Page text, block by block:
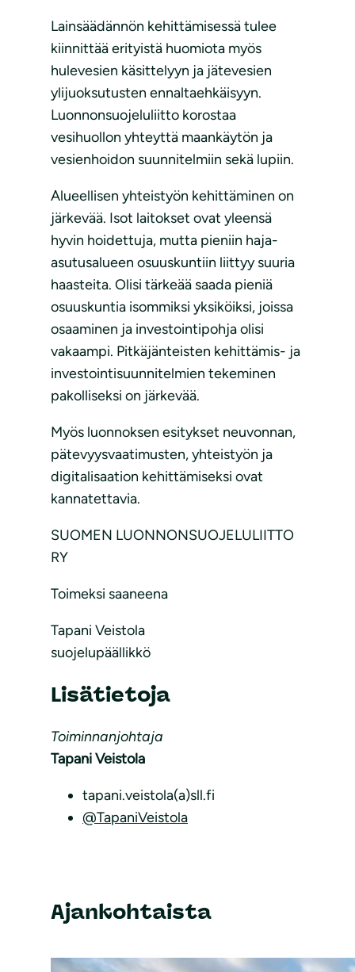
Lainsäädännön kehittämisessä tulee
kiinnittää erityistä huomiota myös
hulevesien käsittelyyn ja jätevesien
ylijuoksutusten ennaltaehkäisyyn.
Luonnonsuojeluliitto korostaa
vesihuollon yhteyttä maankäytön ja
vesienhoidon suunnitelmiin sekä lupiin.
Alueellisen yhteistyön kehittäminen on
järkevää. Isot laitokset ovat yleensä
hyvin hoidettuja, mutta pieniin haja-
asutusalueen osuuskuntiin liittyy suuria
haasteita. Olisi tärkeää saada pieniä
osuuskuntia isommiksi yksiköiksi, joissa
osaaminen ja investointipohja olisi
vakaampi. Pitkäjänteisten kehittämis- ja
investointisuunnitelmien tekeminen
pakolliseksi on järkevää.
Myös luonnoksen esitykset neuvonnan,
pätevyysvaatimusten, yhteistyön ja
digitalisaation kehittämiseksi ovat
kannatettavia.
SUOMEN LUONNONSUOJELULIITTO
RY
Toimeksi saaneena
Tapani Veistola
suojelupäällikkö
Lisätietoja
Toiminnanjohtaja
Tapani Veistola
tapani.veistola(a)sll.fi
@TapaniVeistola
Ajankohtaista